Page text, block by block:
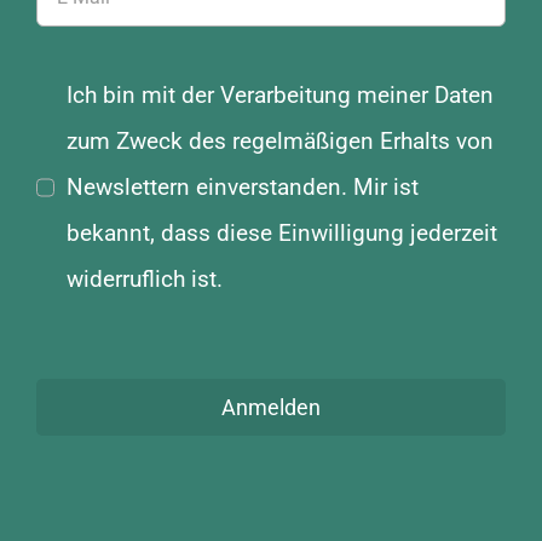
Ich bin mit der Verarbeitung meiner Daten
zum Zweck des regelmäßigen Erhalts von
Newslettern einverstanden. Mir ist
bekannt, dass diese Einwilligung jederzeit
widerruflich ist.
Anmelden